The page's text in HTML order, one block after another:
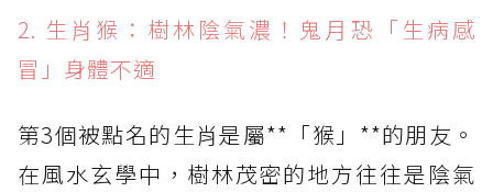
2. 生肖猴：樹林陰氣濃！鬼月恐「生病感
冒」身體不適
第3個被點名的生肖是屬**「猴」**的朋友。
在風水玄學中，樹林茂密的地方往往是陰氣